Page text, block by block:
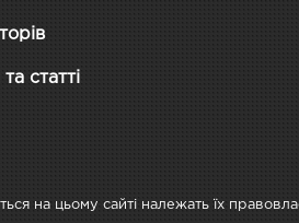
статті
на цьому сайті належать їх